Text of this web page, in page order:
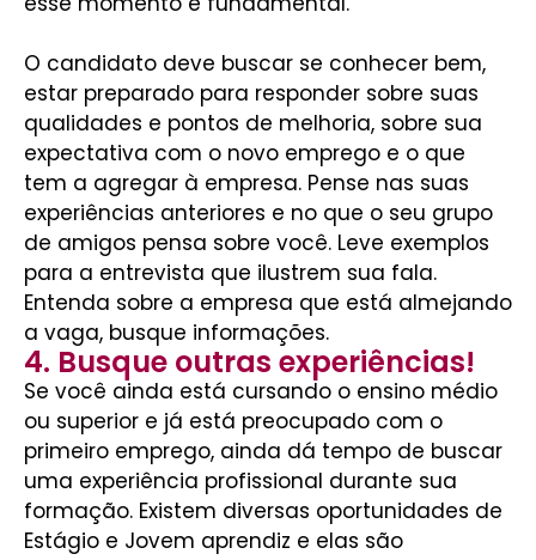
O candidato deve buscar se conhecer bem,
estar preparado para responder sobre suas
qualidades e pontos de melhoria, sobre sua
expectativa com o novo emprego e o que
tem a agregar à empresa. Pense nas suas
experiências anteriores e no que o seu grupo
de amigos pensa sobre você. Leve exemplos
para a entrevista que ilustrem sua fala.
Entenda sobre a empresa que está almejando
a vaga, busque informações.
4. Busque outras experiências!
Se você ainda está cursando o ensino médio
ou superior e já está preocupado com o
primeiro emprego, ainda dá tempo de buscar
uma experiência profissional durante sua
formação. Existem diversas oportunidades de
Estágio e Jovem aprendiz e elas são